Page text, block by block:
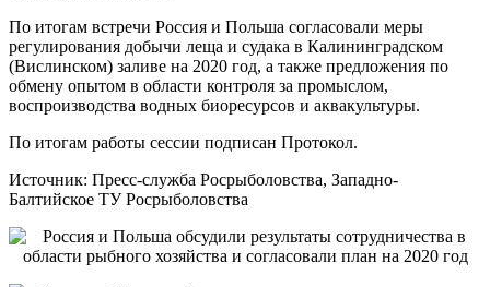
По итогам встречи Россия и Польша согласовали меры
регулирования добычи леща и судака в Калининградском
(Вислинском) заливе на 2020 год, а также предложения по
обмену опытом в области контроля за промыслом,
воспроизводства водных биоресурсов и аквакультуры.
По итогам работы сессии подписан Протокол.
Источник: Пресс-служба Росрыболовства, Западно-
Балтийское ТУ Росрыболовства